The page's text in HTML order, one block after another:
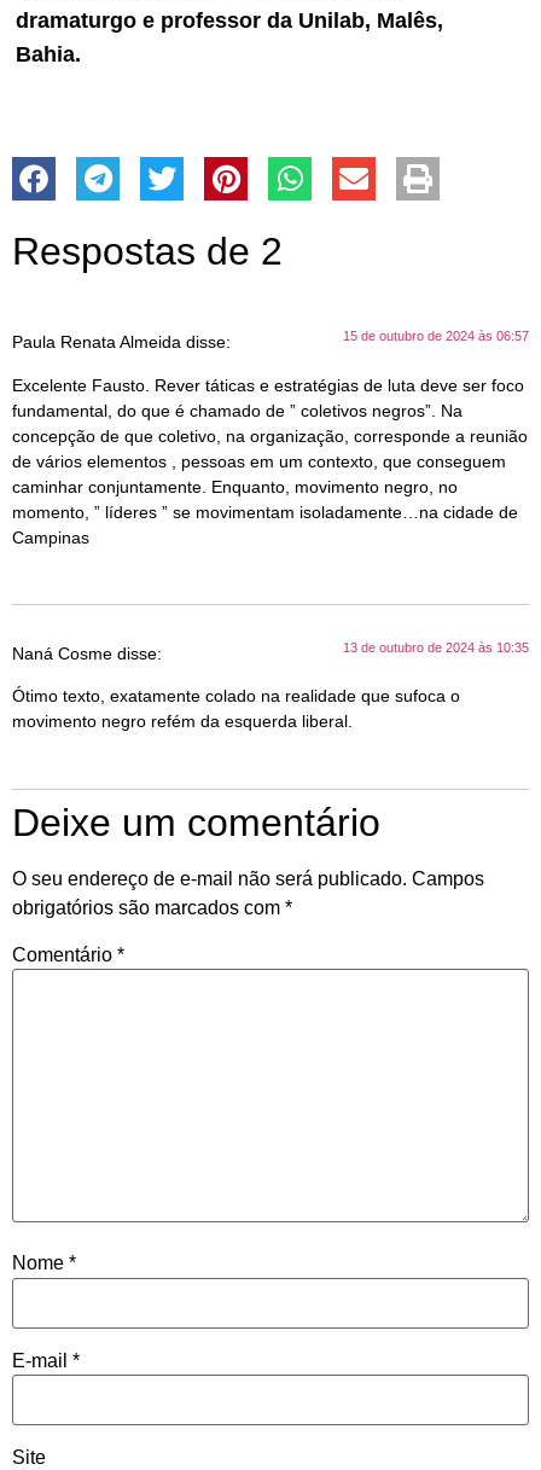
dramaturgo e professor da Unilab, Malês,
Bahia.
Respostas de 2
Paula Renata Almeida disse: 15 de outubro de 2024 às 06:57
Excelente Fausto. Rever táticas e estratégias de luta deve ser foco
fundamental, do que é chamado de ” coletivos negros”. Na
concepção de que coletivo, na organização, corresponde a reunião
de vários elementos , pessoas em um contexto, que conseguem
caminhar conjuntamente. Enquanto, movimento negro, no
momento, ” líderes ” se movimentam isoladamente…na cidade de
Campinas
Naná Cosme disse: 13 de outubro de 2024 às 10:35
Ótimo texto, exatamente colado na realidade que sufoca o
movimento negro refém da esquerda liberal.
Deixe um comentário
O seu endereço de e-mail não será publicado. Campos
obrigatórios são marcados com *
Comentário *
Nome *
E-mail *
Site